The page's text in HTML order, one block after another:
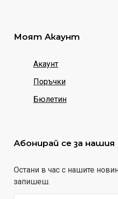
Моят Акаунт
Акаунт
Поръчки
Бюлетин
Абонирай се за
Остани в час с нашите
запишеш.